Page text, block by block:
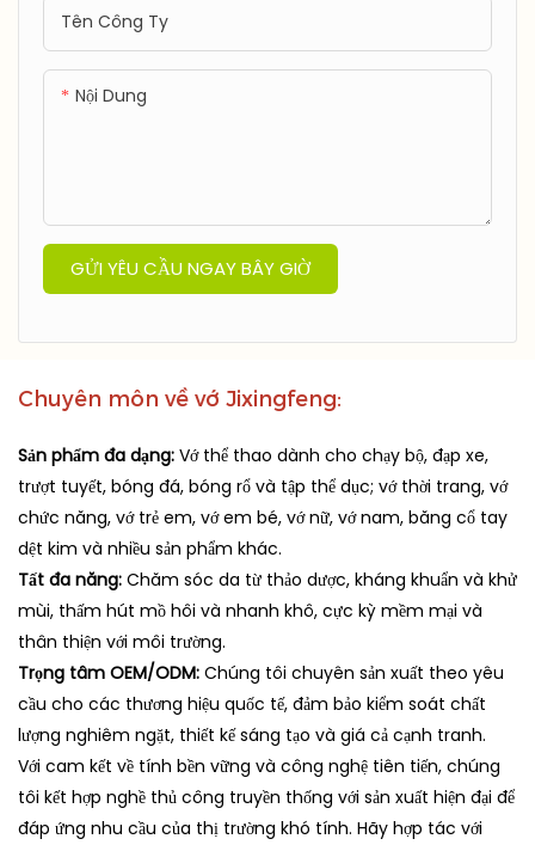
Tên Công Ty
Nội Dung
GỬI YÊU CẦU NGAY BÂY GIỜ
Chuyên môn về vớ Jixingfeng:
Sản phẩm đa dạng: Vớ thể thao dành cho chạy bộ, đạp xe,
trượt tuyết, bóng đá, bóng rổ và tập thể dục; vớ thời trang, vớ
chức năng, vớ trẻ em, vớ em bé, vớ nữ, vớ nam, băng cổ tay
dệt kim và nhiều sản phẩm khác.
Tất đa năng: Chăm sóc da từ thảo dược, kháng khuẩn và khử
mùi, thấm hút mồ hôi và nhanh khô, cực kỳ mềm mại và
thân thiện với môi trường.
Trọng tâm OEM/ODM: Chúng tôi chuyên sản xuất theo yêu
cầu cho các thương hiệu quốc tế, đảm bảo kiểm soát chất
lượng nghiêm ngặt, thiết kế sáng tạo và giá cả cạnh tranh.
Với cam kết về tính bền vững và công nghệ tiên tiến, chúng
tôi kết hợp nghề thủ công truyền thống với sản xuất hiện đại để
đáp ứng nhu cầu của thị trường khó tính. Hãy hợp tác với